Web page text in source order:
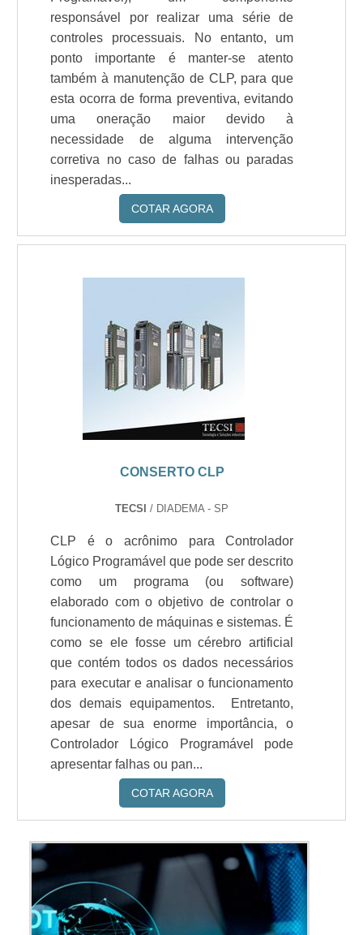
responsável por realizar uma série de
controles processuais. No entanto, um
ponto importante é manter-se atento
também à manutenção de CLP, para que
esta ocorra de forma preventiva, evitando
uma oneração maior devido à
necessidade de alguma intervenção
corretiva no caso de falhas ou paradas
inesperadas...
COTAR AGORA
CONSERTO CLP
TECSI/ DIADEMA - SP
CLP é o acrônimo para Controlador
Lógico Programável que pode ser descrito
como um programa (ou software)
elaborado com o objetivo de controlar o
funcionamento de máquinas e sistemas. É
como se ele fosse um cérebro artificial
que contém todos os dados necessários
para executar e analisar o funcionamento
dos demais equipamentos. Entretanto,
apesar de sua enorme importância, o
Controlador Lógico Programável pode
apresentar falhas ou pan...
COTAR AGORA